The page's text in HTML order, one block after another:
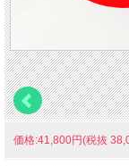
価格:41,800円(税抜